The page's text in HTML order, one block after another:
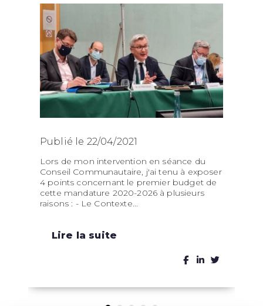
Publié le 22/04/2021
Lors de mon intervention en séance du
Conseil Communautaire, j'ai tenu à exposer
4 points concernant le premier budget de
cette mandature 2020-2026 à plusieurs
raisons : - Le Contexte...
Lire la suite